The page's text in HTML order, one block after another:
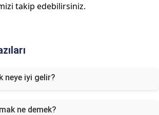
takip edebilirsiniz.
neye iyi gelir?
ne demek?